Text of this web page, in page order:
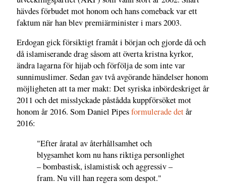
hävdes förbudet mot honom och hans comeback var ett
faktum när han blev premiärminister i mars 2003.
Erdogan gick försiktigt framåt i början och gjorde då och
då islamiserande drag såsom att överta kristna kyrkor,
ändra lagarna för hijab och förfölja de som inte var
sunnimuslimer. Sedan gav två avgörande händelser honom
möjligheten att ta mer makt: Det syriska inbördeskriget år
2011 och det misslyckade påstådda kuppförsöket mot
honom år 2016. Som Daniel Pipesformulerade detår
2016:
"Efter åratal av återhållsamhet och
blygsamhet kom nu hans riktiga personlighet
– bombastisk, islamistisk och aggressiv –
fram. Nu vill han regera som despot."